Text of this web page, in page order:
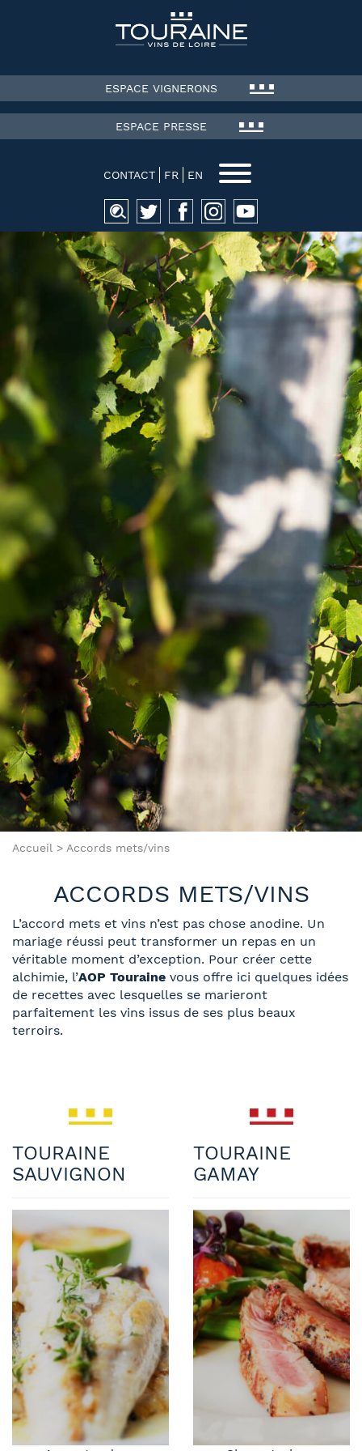
ESPACE VIGNERONS
ESPACE PRESSE
CONTACT FR EN
Recherche
pour :
Accueil > Accords mets/vins
ACCORDS METS/VINS
L’accord mets et vins n’est pas chose anodine. Un
mariage réussi peut transformer un repas en un
véritable moment d’exception. Pour créer cette
alchimie, l’AOP Touraine vous offre ici quelques idées
de recettes avec lesquelles se marieront
parfaitement les vins issus de ses plus beaux
terroirs.
TOURAINE
SAUVIGNON
TOURAINE
GAMAY